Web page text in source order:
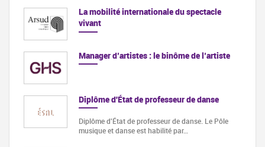
La mobilité internationale du spectacle
vivant
Manager d’artistes : le binôme de l’artiste
Diplôme d'État de professeur de danse
Diplôme d'État de professeur de danse. Le Pôle
musique et danse est habilité par…